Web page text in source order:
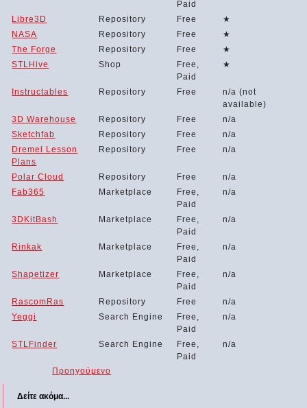
Paid
Libre3D Repository Free
★
NASA
Repository Free
★
The Forge
Repository Free
★
STLHive
Shop
Free,
Paid
★
Instructables Repository Free
n/a (not
available)
3D Warehouse
Repository Free
n/a
Sketchfab
Repository Free
n/a
Dremel Lesson
Plans
Repository Free n/a
Polar Cloud Repository Free
n/a
Fab365
Marketplace
Free,
Paid
n/a
3DKitBash Marketplace
Free,
Paid
n/a
Rinkak Marketplace
Free,
Paid
n/a
Shapetizer Marketplace
Free,
Paid
n/a
RascomRas Repository Free
n/a
Yeggi
Search Engine
Free,
Paid
n/a
STLFinder Search Engine
Free,
Paid
n/a
Προηγούμενο
Δείτε ακόμα...